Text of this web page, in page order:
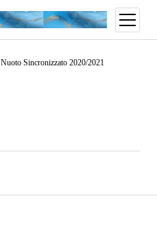
Sincronizzato 2020/2021